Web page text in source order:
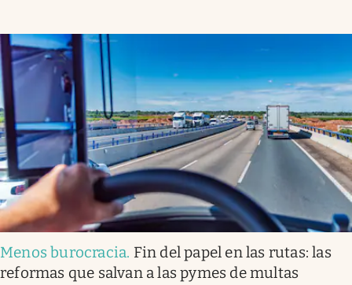
Menos burocracia. Fin del papel en las rutas: las
reformas que salvan a las pymes de multas